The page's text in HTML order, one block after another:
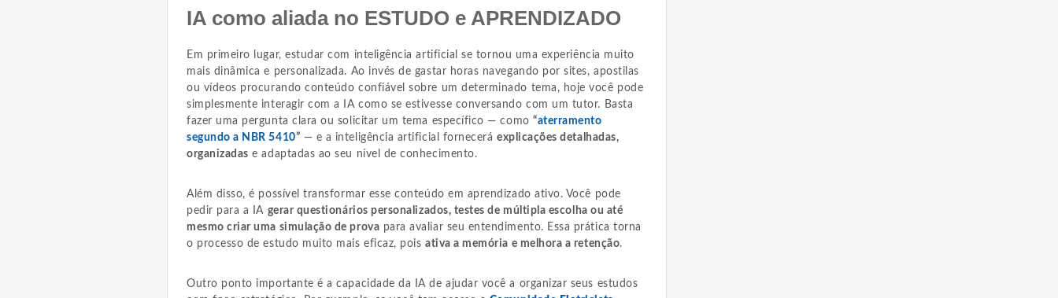
IA como aliada no ESTUDO e APRENDIZADO
Em primeiro lugar, estudar com inteligência artificial se tornou uma experiência muito
mais dinâmica e personalizada. Ao invés de gastar horas navegando por sites, apostilas
ou vídeos procurando conteúdo confiável sobre um determinado tema, hoje você pode
simplesmente interagir com a IA como se estivesse conversando com um tutor. Basta
fazer uma pergunta clara ou solicitar um tema específico — como“aterramento
segundo a NBR 5410” — e a inteligência artificial forneceráexplicações detalhadas,
organizadas e adaptadas ao seu nível de conhecimento.
Além disso, é possível transformar esse conteúdo em aprendizado ativo. Você pode
pedir para a IA gerar questionários personalizados, testes de múltipla escolha ou até
mesmo criar uma simulação de prova para avaliar seu entendimento. Essa prática torna
o processo de estudo muito mais eficaz, pois ativa a memória e melhora a retenção.
Outro ponto importante é a capacidade da IA de ajudar você a organizar seus estudos